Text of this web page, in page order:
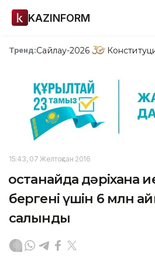
KAZINFORM
Тренд:Сайлау-2026
15:43, 07 Желтоқсан 2016
Қостанайда дәріхана
бергені үшін 6 млн
салынды